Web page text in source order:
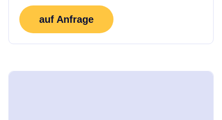
auf Anfrage